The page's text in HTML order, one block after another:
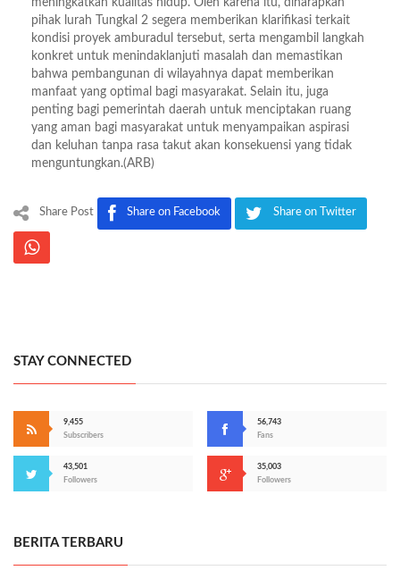
pihak lurah Tungkal 2 segera memberikan klarifikasi terkait
kondisi proyek amburadul tersebut, serta mengambil langkah
konkret untuk menindaklanjuti masalah dan memastikan
bahwa pembangunan di wilayahnya dapat memberikan
manfaat yang optimal bagi masyarakat. Selain itu, juga
penting bagi pemerintah daerah untuk menciptakan ruang
yang aman bagi masyarakat untuk menyampaikan aspirasi
dan keluhan tanpa rasa takut akan konsekuensi yang tidak
menguntungkan.(ARB)
Share Post Share on Facebook Share on Twitter
STAY CONNECTED
9,455
Subscribers
56,743
Fans
43,501
Followers
35,003
Followers
BERITA TERBARU